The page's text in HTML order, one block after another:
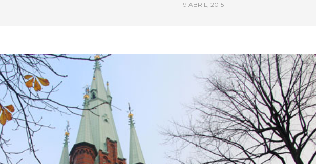
9 ABRIL, 2015